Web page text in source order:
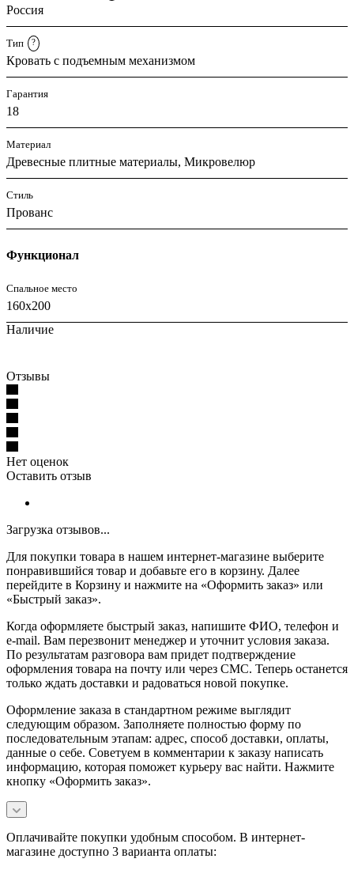
Россия
Тип ?
Кровать с подъемным механизмом
Гарантия
18
Материал
Древесные плитные материалы, Микровелюр
Стиль
Прованс
Функционал
Спальное место
160x200
Наличие
Отзывы
Нет оценок
Оставить отзыв
Загрузка отзывов...
Для покупки товара в нашем интернет-магазине выберите
понравившийся товар и добавьте его в корзину. Далее
перейдите в Корзину и нажмите на «Оформить заказ» или
«Быстрый заказ».
Когда оформляете быстрый заказ, напишите ФИО, телефон и
e-mail. Вам перезвонит менеджер и уточнит условия заказа.
По результатам разговора вам придет подтверждение
оформления товара на почту или через СМС. Теперь останется
только ждать доставки и радоваться новой покупке.
Оформление заказа в стандартном режиме выглядит
следующим образом. Заполняете полностью форму по
последовательным этапам: адрес, способ доставки, оплаты,
данные о себе. Советуем в комментарии к заказу написать
информацию, которая поможет курьеру вас найти. Нажмите
кнопку «Оформить заказ».
Оплачивайте покупки удобным способом. В интернет-
магазине доступно 3 варианта оплаты: